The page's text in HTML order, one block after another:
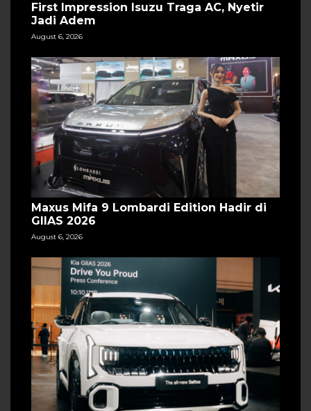
First Impression Isuzu Traga AC, Nyetir
Jadi Adem
August 6, 2026
Maxus Mifa 9 Lombardi Edition Hadir di
GIIAS 2026
August 6, 2026